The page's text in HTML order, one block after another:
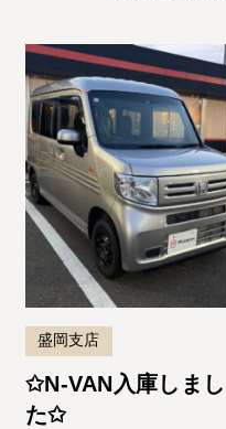
盛岡支店
✩N-VAN入庫しまし
た✩